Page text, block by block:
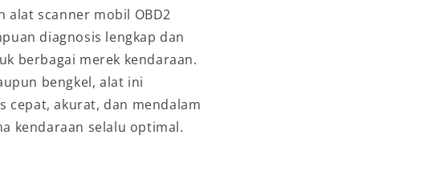
alat scanner mobil OBD2
diagnosis lengkap dan
berbagai merek kendaraan.
bengkel, alat ini
cepat, akurat, dan mendalam
kendaraan selalu optimal.